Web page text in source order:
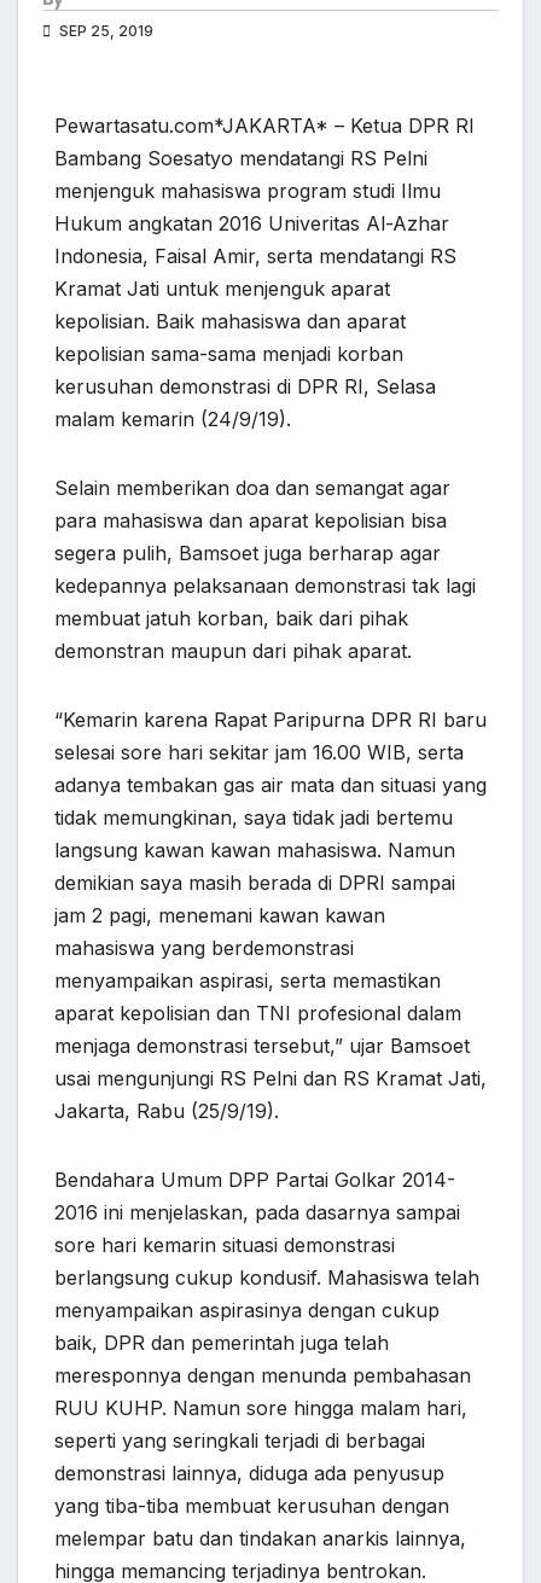
SEP 25, 2019
Pewartasatu.com*JAKARTA* – Ketua DPR RI
Bambang Soesatyo mendatangi RS Pelni
menjenguk mahasiswa program studi Ilmu
Hukum angkatan 2016 Univeritas Al-Azhar
Indonesia, Faisal Amir, serta mendatangi RS
Kramat Jati untuk menjenguk aparat
kepolisian. Baik mahasiswa dan aparat
kepolisian sama-sama menjadi korban
kerusuhan demonstrasi di DPR RI, Selasa
malam kemarin (24/9/19).
Selain memberikan doa dan semangat agar
para mahasiswa dan aparat kepolisian bisa
segera pulih, Bamsoet juga berharap agar
kedepannya pelaksanaan demonstrasi tak lagi
membuat jatuh korban, baik dari pihak
demonstran maupun dari pihak aparat.
“Kemarin karena Rapat Paripurna DPR RI baru
selesai sore hari sekitar jam 16.00 WIB, serta
adanya tembakan gas air mata dan situasi yang
tidak memungkinan, saya tidak jadi bertemu
langsung kawan kawan mahasiswa. Namun
demikian saya masih berada di DPRI sampai
jam 2 pagi, menemani kawan kawan
mahasiswa yang berdemonstrasi
menyampaikan aspirasi, serta memastikan
aparat kepolisian dan TNI profesional dalam
menjaga demonstrasi tersebut,” ujar Bamsoet
usai mengunjungi RS Pelni dan RS Kramat Jati,
Jakarta, Rabu (25/9/19).
Bendahara Umum DPP Partai Golkar 2014-
2016 ini menjelaskan, pada dasarnya sampai
sore hari kemarin situasi demonstrasi
berlangsung cukup kondusif. Mahasiswa telah
menyampaikan aspirasinya dengan cukup
baik, DPR dan pemerintah juga telah
meresponnya dengan menunda pembahasan
RUU KUHP. Namun sore hingga malam hari,
seperti yang seringkali terjadi di berbagai
demonstrasi lainnya, diduga ada penyusup
yang tiba-tiba membuat kerusuhan dengan
melempar batu dan tindakan anarkis lainnya,
hingga memancing terjadinya bentrokan.